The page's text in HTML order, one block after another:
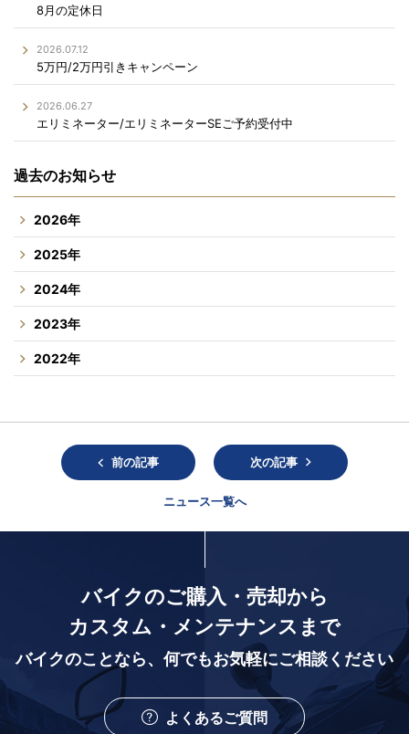
8月の定休日
2026.07.12
5万円/2万円引きキャンペーン
2026.06.27
エリミネーター/エリミネーターSEご予約受付中
過去のお知らせ
2026年
2025年
2024年
2023年
2022年
前の記事
ニュース一覧へ
次の記事
バイクのご購入・売却から
カスタム・メンテナンスまで
バイクのことなら、 何でもお気軽にご相談ください
よくあるご質問